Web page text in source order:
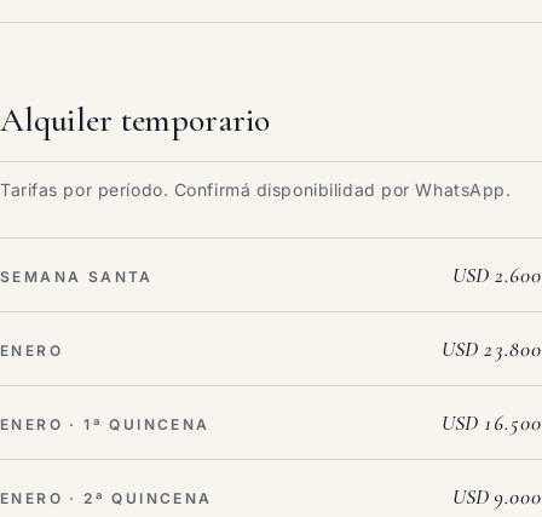
Alquiler temporario
Tarifas por período. Confirmá disponibilidad por WhatsApp.
SEMANA SANTA USD 2.600
ENERO USD 23.800
ENERO · 1ª QUINCENA USD 16.500
ENERO · 2ª QUINCENA USD 9.000